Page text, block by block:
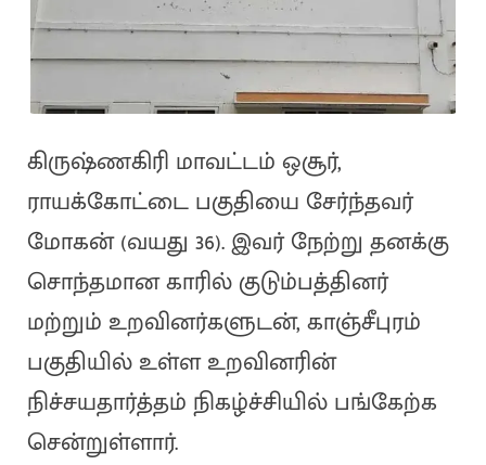
கிருஷ்ணகிரி மாவட்டம் ஒசூர்,
ராயக்கோட்டை பகுதியை சேர்ந்தவர்
மோகன் (வயது 36). இவர் நேற்று தனக்கு
சொந்தமான காரில் குடும்பத்தினர்
மற்றும் உறவினர்களுடன், காஞ்சீபுரம்
பகுதியில் உள்ள உறவினரின்
நிச்சயதார்த்தம் நிகழ்ச்சியில் பங்கேற்க
சென்றுள்ளார்.